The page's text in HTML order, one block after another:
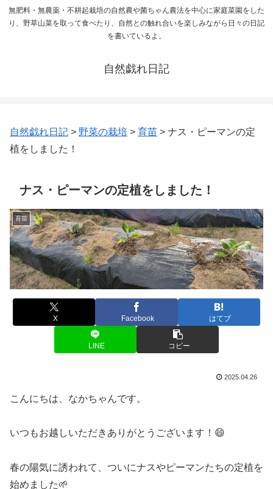
無肥料・無農薬・不耕起栽培の自然農や菌ちゃん農法を中心に家庭菜園をした
り、野草山菜を取って食べたり、自然との触れ合いを楽しみながら日々の日記
を書いているよ。
自然戯れ日記
自然戯れ日記 > 野菜の栽培 > 育苗 > ナス・ピーマンの定
植をしました！
ナス・ピーマンの定植をしました！
育苗
X Facebook はてブ
LINE コピー
2025.04.26
こんにちは、なかちゃんです。
いつもお越しいただきありがとうございます！😄
春の陽気に誘われて、ついにナスやピーマンたちの定植を
始めました🌱